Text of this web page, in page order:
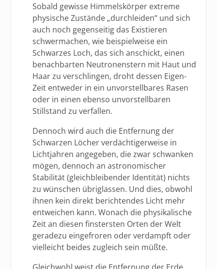
Sobald gewisse Himmelskörper extreme
physische Zustände „durchleiden“ und sich
auch noch gegenseitig das Existieren
schwermachen, wie beispielweise ein
Schwarzes Loch, das sich anschickt, einen
benachbarten Neutronenstern mit Haut und
Haar zu verschlingen, droht dessen Eigen-
Zeit entweder in ein unvorstellbares Rasen
oder in einen ebenso unvorstellbaren
Stillstand zu verfallen.
Dennoch wird auch die Entfernung der
Schwarzen Löcher verdächtigerweise in
Lichtjahren angegeben, die zwar schwanken
mögen, dennoch an astronomischer
Stabilität (gleichbleibender Identität) nichts
zu wünschen übriglassen. Und dies, obwohl
ihnen kein direkt berichtendes Licht mehr
entweichen kann. Wonach die physikalische
Zeit an diesen finstersten Orten der Welt
geradezu eingefroren oder verdampft oder
vielleicht beides zugleich sein müßte.
Gleichwohl weist die Entfernung der Erde